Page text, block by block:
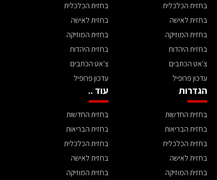
בחזית הכלכלית
בחזית לאישה
בחזית המוזיקה
בחזית היהדות
צ'אט הכתבים
עדכון פרופיל
בחזית הכלכלית
בחזית לאישה
בחזית המוזיקה
בחזית היהדות
צ'אט הכתבים
עדכון פרופיל
הגדרות
בחזית החדשות
בחזית הבריאות
בחזית הכלכלית
בחזית לאישה
בחזית המוזיקה
עוד ..
בחזית החדשות
בחזית הבריאות
בחזית הכלכלית
בחזית לאישה
בחזית המוזיקה